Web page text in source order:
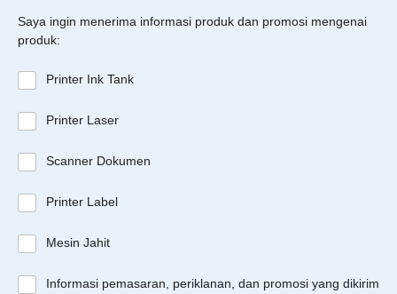
Saya ingin menerima informasi produk dan promosi mengenai
produk:
Printer Ink Tank
Printer Laser
Scanner Dokumen
Printer Label
Mesin Jahit
Informasi pemasaran, periklanan, dan promosi yang dikirim